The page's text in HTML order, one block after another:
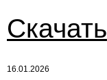
Скачать
16.01.2026